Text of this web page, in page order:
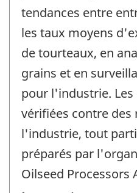
tendances entre
les taux moyens
de tourteaux, en
grains et en
pour l'industrie.
vérifiées contre
l'industrie, tout
préparés par
Oilseed Processors